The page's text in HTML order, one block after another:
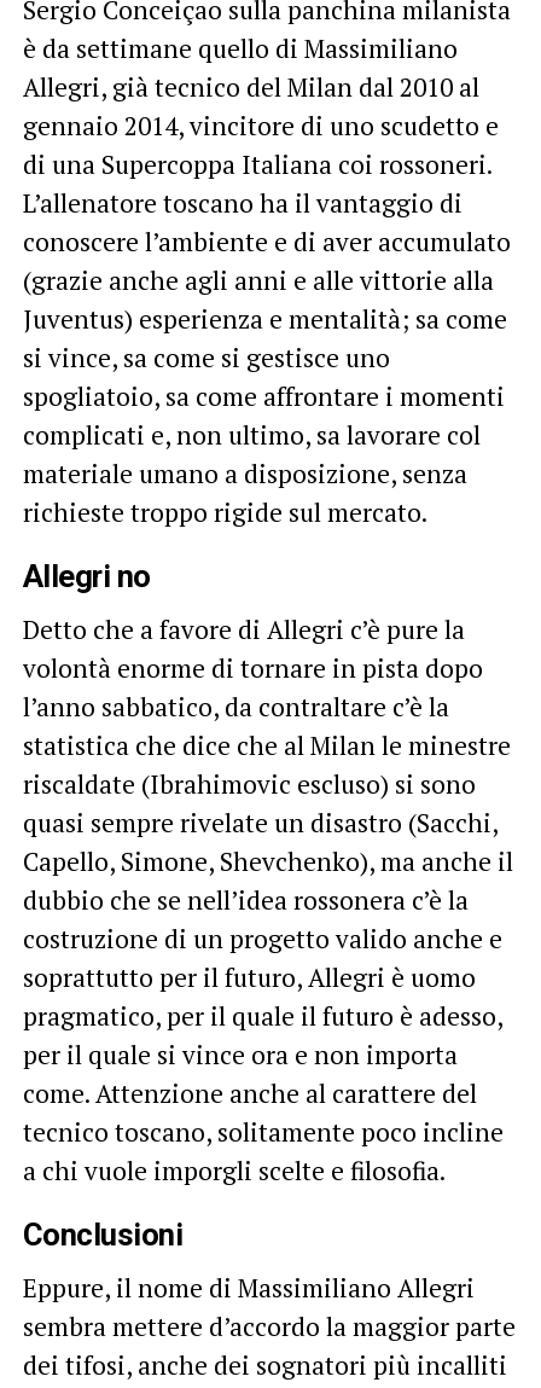
Sergio Conceiçao sulla panchina milanista
è da settimane quello di Massimiliano
Allegri, già tecnico del Milan dal 2010 al
gennaio 2014, vincitore di uno scudetto e
di una Supercoppa Italiana coi rossoneri.
L’allenatore toscano ha il vantaggio di
conoscere l’ambiente e di aver accumulato
(grazie anche agli anni e alle vittorie alla
Juventus) esperienza e mentalità; sa come
si vince, sa come si gestisce uno
spogliatoio, sa come affrontare i momenti
complicati e, non ultimo, sa lavorare col
materiale umano a disposizione, senza
richieste troppo rigide sul mercato.
Allegri no
Detto che a favore di Allegri c’è pure la
volontà enorme di tornare in pista dopo
l’anno sabbatico, da contraltare c’è la
statistica che dice che al Milan le minestre
riscaldate (Ibrahimovic escluso) si sono
quasi sempre rivelate un disastro (Sacchi,
Capello, Simone, Shevchenko), ma anche il
dubbio che se nell’idea rossonera c’è la
costruzione di un progetto valido anche e
soprattutto per il futuro, Allegri è uomo
pragmatico, per il quale il futuro è adesso,
per il quale si vince ora e non importa
come. Attenzione anche al carattere del
tecnico toscano, solitamente poco incline
a chi vuole imporgli scelte e filosofia.
Conclusioni
Eppure, il nome di Massimiliano Allegri
sembra mettere d’accordo la maggior parte
dei tifosi, anche dei sognatori più incalliti